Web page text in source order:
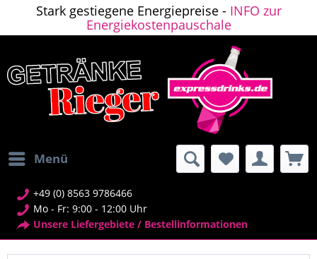
Stark gestiegene Energiepreise - INFO zur
Energiekostenpauschale
Menü
+49 (0) 8563 9786466
Mo - Fr: 9:00 - 12:00 Uhr
Unsere Liefergebiete / Bestellinformationen